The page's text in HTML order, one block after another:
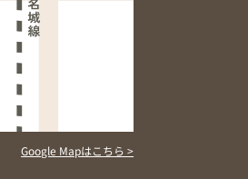
Google Mapはこちら >